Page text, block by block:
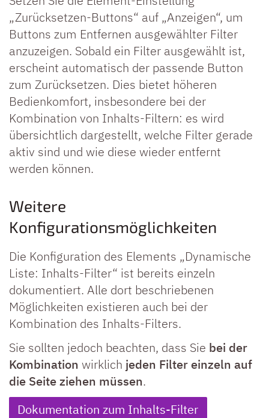
„Zurücksetzen-Buttons“ auf „Anzeigen“, um
Buttons zum Entfernen ausgewählter Filter
anzuzeigen. Sobald ein Filter ausgewählt ist,
erscheint automatisch der passende Button
zum Zurücksetzen. Dies bietet höheren
Bedienkomfort, insbesondere bei der
Kombination von Inhalts-Filtern: es wird
übersichtlich dargestellt, welche Filter gerade
aktiv sind und wie diese wieder entfernt
werden können.
Weitere
Konfigurationsmöglichkeiten
Die Konfiguration des Elements „Dynamische
Liste: Inhalts-Filter“ ist bereits einzeln
dokumentiert. Alle dort beschriebenen
Möglichkeiten existieren auch bei der
Kombination des Inhalts-Filters.
Sie sollten jedoch beachten, dass Sie bei der
Kombination wirklich jeden Filter einzeln auf
die Seite ziehen müssen.
Dokumentation zum Inhalts-Filter